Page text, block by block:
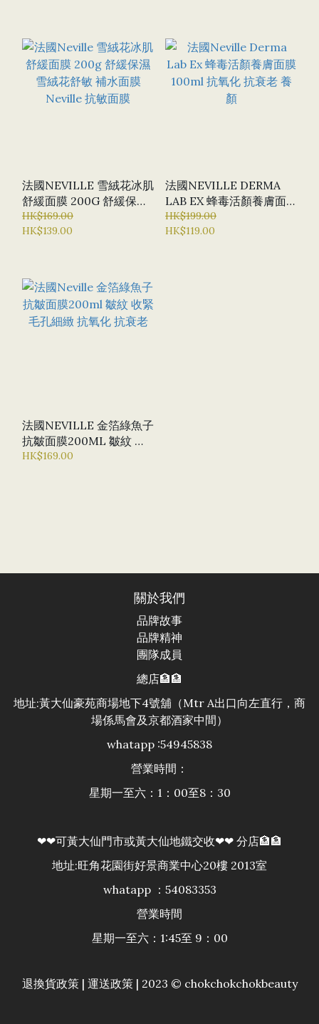
法國NEVILLE 雪絨花冰肌
舒緩面膜 200G 舒緩保濕
雪絨花舒敏 補水面膜
NEVILLE 抗敏面膜
HK$169.00
HK$139.00
法國NEVILLE DERMA
LAB EX 蜂毒活顏養膚面
膜 100ML 抗氧化 抗衰老
養顏
HK$199.00
HK$119.00
法國NEVILLE 金箔綠魚子
抗皺面膜200ML 皺紋 收
緊 毛孔細緻 抗氧化 抗衰
HK$169.00
關於我們
品牌故事
品牌精神
團隊成員
總店🏦🏦
地址:黃大仙豪苑商場地下4號舖（Mtr A出口向左直行，商
場係馬會及京都酒家中間）
whatapp :54945838
營業時間：
星期一至六：1：00至8：30
❤❤可黃大仙門市或黃大仙地鐵交收❤❤ 分店🏦🏦
地址:旺角花園街好景商業中心20樓 2013室
whatapp ：54083353
營業時間
星期一至六：1:45至 9：00
退換貨政策| 運送政策| 2023 © chokchokchokbeauty